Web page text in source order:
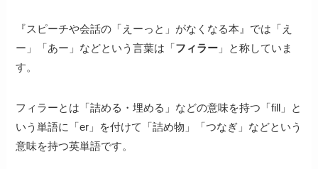
『スピーチや会話の「えーっと」がなくなる本』では「え
ー」「あー」などという言葉は「フィラー 」と称していま
す。
フィラーとは「詰める・埋める」などの意味を持つ「fill」と
いう単語に「er」を付けて「詰め物」「つなぎ」などという
意味を持つ英単語です。